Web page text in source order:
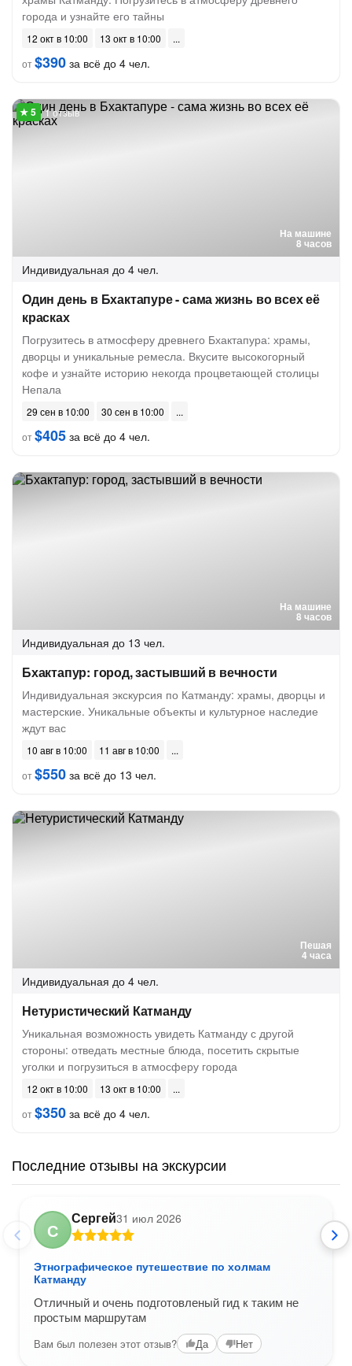
города и узнайте его тайны
12 окт в 10:00
13 окт в 10:00
от$390 за всё до 4 чел.
На машине
8 часов
1 отзыв
Индивидуальная до 4 чел.
Один день в Бхактапуре - сама жизнь во всех её
красках
Погрузитесь в атмосферу древнего Бхактапура: храмы,
дворцы и уникальные ремесла. Вкусите высокогорный
кофе и узнайте историю некогда процветающей столицы
Непала
29 сен в 10:00
30 сен в 10:00
от$405 за всё до 4 чел.
На машине
8 часов
Индивидуальная до 13 чел.
Бхактапур: город, застывший в вечности
Индивидуальная экскурсия по Катманду: храмы, дворцы и
мастерские. Уникальные объекты и культурное наследие
ждут вас
10 авг в 10:00
11 авг в 10:00
от$550 за всё до 13 чел.
Пешая
4 часа
Индивидуальная до 4 чел.
Нетуристический Катманду
Уникальная возможность увидеть Катманду с другой
стороны: отведать местные блюда, посетить скрытые
уголки и погрузиться в атмосферу города
12 окт в 10:00
13 окт в 10:00
от$350 за всё до 4 чел.
Последние отзывы на экскурсии
С
Сергей31 июл 2026
Этнографическое путешествие по холмам
Катманду
Отличный и очень подготовленый гид к таким не
простым маршрутам
Вам был полезен этот отзыв? Да Нет